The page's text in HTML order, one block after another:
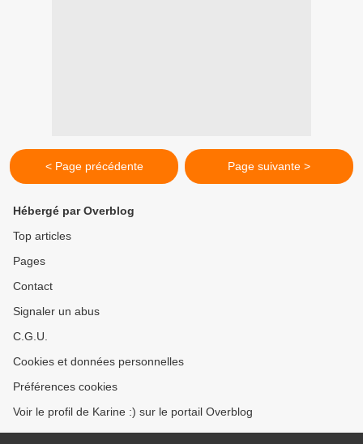
< Page précédente Page suivante >
Hébergé par Overblog
Top articles
Pages
Contact
Signaler un abus
C.G.U.
Cookies et données personnelles
Préférences cookies
Voir le profil de Karine :) sur le portail Overblog